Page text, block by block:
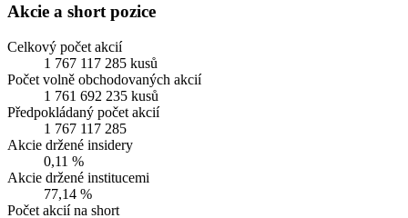
Akcie a short pozice
Celkový počet akcií
1 767 117 285 kusů
Počet volně obchodovaných akcií
1 761 692 235 kusů
Předpokládaný počet akcií
1 767 117 285
Akcie držené insidery
0,11 %
Akcie držené institucemi
77,14 %
Počet akcií na short